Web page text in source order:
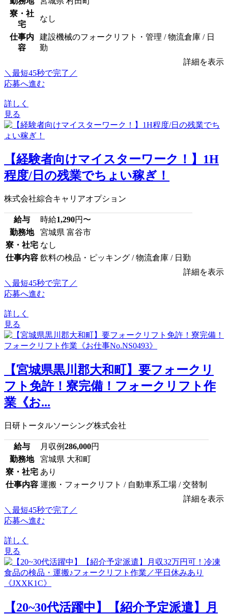
寮・社
宅
なし
仕事内
容
建設機械のフォークリフト・管理 / 物流倉庫 / 日
勤
詳細を表示
＼最短45秒で完了／
応募へ進む
詳しく
見る
【経験者向けマイスターワーク！】1H
程度/日の残業でちょい稼ぎ！
株式会社綜合キャリアオプション
給与 時給1,290円〜
勤務地
宮城県 富谷市
寮・社宅 なし
仕事内容 飲料の検品・ピッキング / 物流倉庫 / 日勤
詳細を表示
＼最短45秒で完了／
応募へ進む
詳しく
見る
【宮城県黒川郡大和町】要フォークリ
フト免許！寮完備！フォークリフト作
業《お...
日研トータルソーシング株式会社
給与 月収例286,000円
勤務地
宮城県 大和町
寮・社宅 あり
仕事内容 運搬・フォークリフト / 自動車系工場 / 交替制
詳細を表示
＼最短45秒で完了／
応募へ進む
詳しく
見る
【20~30代活躍中】【紹介予定派遣】月